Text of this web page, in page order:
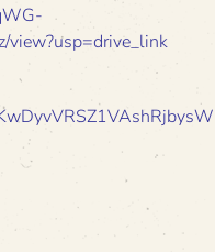
view?usp=drive_link